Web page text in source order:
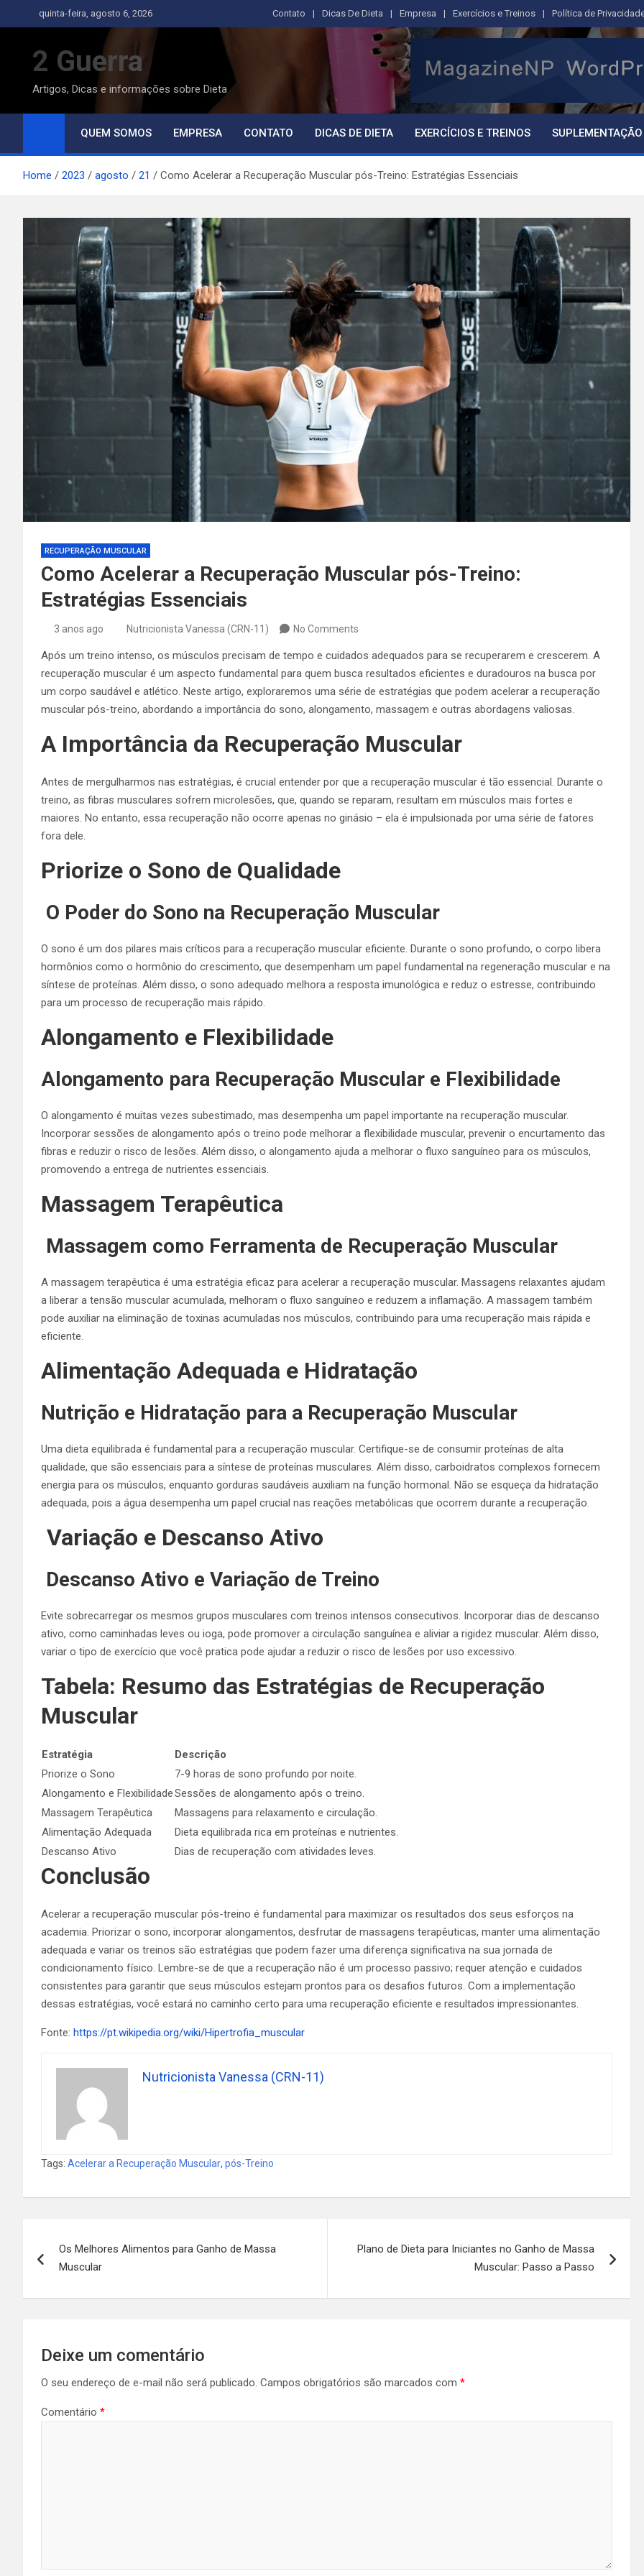
to
quinta-feira, agosto 6, 2026 Contato Dicas De Dieta Empresa Exercícios e Treinos Política de
2 Guerra
Artigos, Dicas e informações sobre Dieta
QUEM SOMOS EMPRESA CONTATO DICAS DE DIETA EXERCÍCIOS E TREINOS SUPLEMENTAÇÃO
Home 2023 agosto 21 Como Acelerar a Recuperação Muscular pós-Treino: Estratégias Essenciais
RECUPERAÇÃO MUSCULAR
Como Acelerar a Recuperação Muscular pós-Treino:
Estratégias Essenciais
3 anos ago Nutricionista Vanessa (CRN-11) No Comments
Após um treino intenso, os músculos precisam de tempo e cuidados adequados para se recuperarem e crescerem. A
recuperação muscular é um aspecto fundamental para quem busca resultados eficientes e duradouros na busca por
um corpo saudável e atlético. Neste artigo, exploraremos uma série de estratégias que podem acelerar a recuperação
muscular pós-treino, abordando a importância do sono, alongamento, massagem e outras abordagens valiosas.
A Importância da Recuperação Muscular
Antes de mergulharmos nas estratégias, é crucial entender por que a recuperação muscular é tão essencial. Durante o
treino, as fibras musculares sofrem microlesões, que, quando se reparam, resultam em músculos mais fortes e
maiores. No entanto, essa recuperação não ocorre apenas no ginásio – ela é impulsionada por uma série de fatores
fora dele.
Priorize o Sono de Qualidade
O Poder do Sono na Recuperação Muscular
O sono é um dos pilares mais críticos para a recuperação muscular eficiente. Durante o sono profundo, o corpo libera
hormônios como o hormônio do crescimento, que desempenham um papel fundamental na regeneração muscular e na
síntese de proteínas. Além disso, o sono adequado melhora a resposta imunológica e reduz o estresse, contribuindo
para um processo de recuperação mais rápido.
Alongamento e Flexibilidade
Alongamento para Recuperação Muscular e Flexibilidade
O alongamento é muitas vezes subestimado, mas desempenha um papel importante na recuperação muscular.
Incorporar sessões de alongamento após o treino pode melhorar a flexibilidade muscular, prevenir o encurtamento das
fibras e reduzir o risco de lesões. Além disso, o alongamento ajuda a melhorar o fluxo sanguíneo para os músculos,
promovendo a entrega de nutrientes essenciais.
Massagem Terapêutica
Massagem como Ferramenta de Recuperação Muscular
A massagem terapêutica é uma estratégia eficaz para acelerar a recuperação muscular. Massagens relaxantes ajudam
a liberar a tensão muscular acumulada, melhoram o fluxo sanguíneo e reduzem a inflamação. A massagem também
pode auxiliar na eliminação de toxinas acumuladas nos músculos, contribuindo para uma recuperação mais rápida e
eficiente.
Alimentação Adequada e Hidratação
Nutrição e Hidratação para a Recuperação Muscular
Uma dieta equilibrada é fundamental para a recuperação muscular. Certifique-se de consumir proteínas de alta
qualidade, que são essenciais para a síntese de proteínas musculares. Além disso, carboidratos complexos fornecem
energia para os músculos, enquanto gorduras saudáveis auxiliam na função hormonal. Não se esqueça da hidratação
adequada, pois a água desempenha um papel crucial nas reações metabólicas que ocorrem durante a recuperação.
Variação e Descanso Ativo
Descanso Ativo e Variação de Treino
Evite sobrecarregar os mesmos grupos musculares com treinos intensos consecutivos. Incorporar dias de descanso
ativo, como caminhadas leves ou ioga, pode promover a circulação sanguínea e aliviar a rigidez muscular. Além disso,
variar o tipo de exercício que você pratica pode ajudar a reduzir o risco de lesões por uso excessivo.
Tabela: Resumo das Estratégias de Recuperação
Muscular
Estratégia
Descrição
Priorize o Sono
7-9 horas de sono profundo por noite.
Alongamento e FlexibilidadeSessões de alongamento após o treino.
Massagem Terapêutica
Massagens para relaxamento e circulação.
Alimentação Adequada
Dieta equilibrada rica em proteínas e nutrientes.
Descanso Ativo
Dias de recuperação com atividades leves.
Conclusão
Acelerar a recuperação muscular pós-treino é fundamental para maximizar os resultados dos seus esforços na
academia. Priorizar o sono, incorporar alongamentos, desfrutar de massagens terapêuticas, manter uma alimentação
adequada e variar os treinos são estratégias que podem fazer uma diferença significativa na sua jornada de
condicionamento físico. Lembre-se de que a recuperação não é um processo passivo; requer atenção e cuidados
consistentes para garantir que seus músculos estejam prontos para os desafios futuros. Com a implementação
dessas estratégias, você estará no caminho certo para uma recuperação eficiente e resultados impressionantes.
Fonte: https://pt.wikipedia.org/wiki/Hipertrofia_muscular
Nutricionista Vanessa (CRN-11)
Tags: Acelerar a Recuperação Muscular, pós-Treino
de
Post
Os Melhores Alimentos para Ganho de Massa
Muscular
Plano de Dieta para Iniciantes no Ganho de Massa
Muscular: Passo a Passo
Deixe um comentário
O seu endereço de e-mail não será publicado. Campos obrigatórios são marcados com *
Comentário *